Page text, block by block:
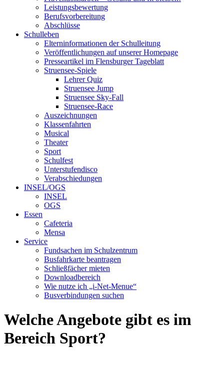
Leistungsbewertung
Berufsvorbereitung
Abschlüsse
Schulleben
Elterninformationen der Schulleitung
Veröffentlichungen auf unserer Homepage
Presseartikel im Flensburger Tageblatt
Struensee-Spiele
Lehrer Quiz
Struensee Jump
Struensee Sky-Fall
Struensee-Race
Auszeichnungen
Klassenfahrten
Musical
Theater
Sport
Schulfest
Unterstufendisco
Verabschiedungen
INSEL/OGS
INSEL
OGS
Essen
Cafeteria
Mensa
Service
Fundsachen im Schulzentrum
Busfahrkarte beantragen
Schließfächer mieten
Downloadbereich
Wie nutze ich „i-Net-Menue“
Busverbindungen suchen
Welche Angebote gibt es im
Bereich Sport?